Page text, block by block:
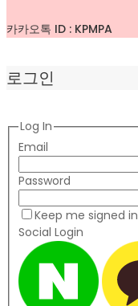
카카오톡 ID : KPMPA
로그인
Log In
Email
Password
Keep me signed in
Social Login